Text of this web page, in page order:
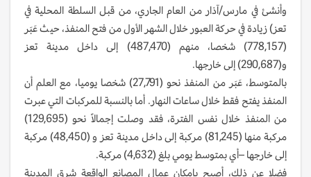
وأنشئ في مارس/آذار من العام الجاري، من قبل السلطة المحلية في
تعز) زيادة في حركة العبور خلال الشهر الأول من فتح المنفذ، حيث عَبَر
(778,157) شخصا، منهم (487,470) إلى داخل مدينة تعز
و(290,687) إلى خارجها.
بالمتوسط، عَبَر من المنفذ نحو (27,791) شخصا يوميا، مع العلم أن
المنفذ يفتح فقط خلال ساعات النهار. أما بالنسبة للمركبات التي عبرت
من المنفذ خلال نفس الفترة، فقد وصلت إجمالاً نحو (129,695)
مركبة منها (81,245) مركبة إلى داخل مدينة تعز و (48,450) مركبة
إلى خارجها –أي بمتوسط يومي بلغ (4,632) مركبة.
فضلا عن ذلك، أصبح بإمكان عمال المصانع الواقعة شرق المدينة